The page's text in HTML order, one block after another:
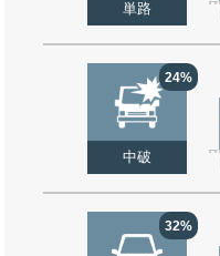
単路
24%
中破
32%